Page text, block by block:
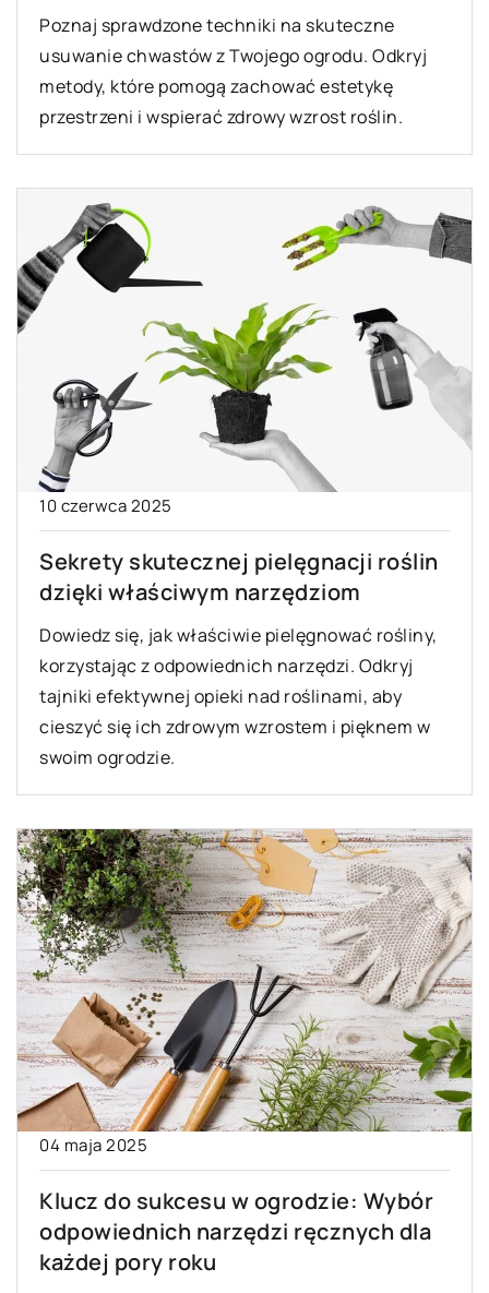
Poznaj sprawdzone techniki na skuteczne
usuwanie chwastów z Twojego ogrodu. Odkryj
metody, które pomogą zachować estetykę
przestrzeni i wspierać zdrowy wzrost roślin.
10 czerwca 2025
Sekrety skutecznej pielęgnacji roślin
dzięki właściwym narzędziom
Dowiedz się, jak właściwie pielęgnować rośliny,
korzystając z odpowiednich narzędzi. Odkryj
tajniki efektywnej opieki nad roślinami, aby
cieszyć się ich zdrowym wzrostem i pięknem w
swoim ogrodzie.
04 maja 2025
Klucz do sukcesu w ogrodzie: Wybór
odpowiednich narzędzi ręcznych dla
każdej pory roku